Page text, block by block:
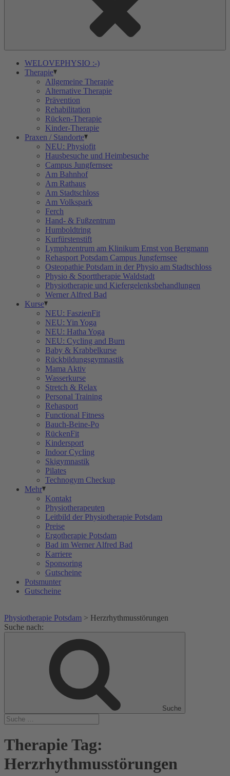
WELOVEPHYSIO :-)
Therapie
Allgemeine Therapie
Alternative Therapie
Prävention
Rehabilitation
Rücken-Therapie
Kinder-Therapie
Praxen / Standorte
NEU: Physiofit
Hausbesuche und Heimbesuche
Campus Jungfernsee
Am Bahnhof
Am Rathaus
Am Stadtschloss
Am Volkspark
Ferch
Hand- & Fußzentrum
Humboldtring
Kurfürstenstift
Lymphzentrum am Klinikum Ernst von Bergmann
Rehasport Potsdam Campus Jungfernsee
Osteopathie Potsdam in der Physio am Stadtschloss
Physio & Sporttherapie Waldstadt
Physiotherapie und Kiefergelenksbehandlungen
Werner Alfred Bad
Kurse
NEU: FaszienFit
NEU: Yin Yoga
NEU: Hatha Yoga
NEU: Cycling and Burn
Baby & Krabbelkurse
Rückbildungsgymnastik
Mama Aktiv
Wasserkurse
Stretch & Relax
Personal Training
Rehasport
Functional Fitness
Bauch-Beine-Po
RückenFit
Kindersport
Indoor Cycling
Skigymnastik
Pilates
Technogym Checkup
Mehr
Kontakt
Physiotherapeuten
Leitbild der Physiotherapie Potsdam
Preise
Ergotherapie Potsdam
Bad im Werner Alfred Bad
Karriere
Sponsoring
Gutscheine
Potsmunter
Gutscheine
Physiotherapie Potsdam > Herzrhythmusstörungen
Suche nach:
Suche
Therapie Tag:
Herzrhythmusstörungen